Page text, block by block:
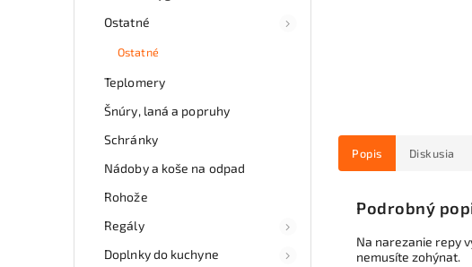
Ostatné
Ostatné
Teplomery
Šnúry, laná a popruhy
Schránky
Nádoby a koše na odpad
Rohože
Regály
Doplnky do kuchyne
Popis Diskusia
Podrobný
Na narezanie repy
nemusíte zohýnat.